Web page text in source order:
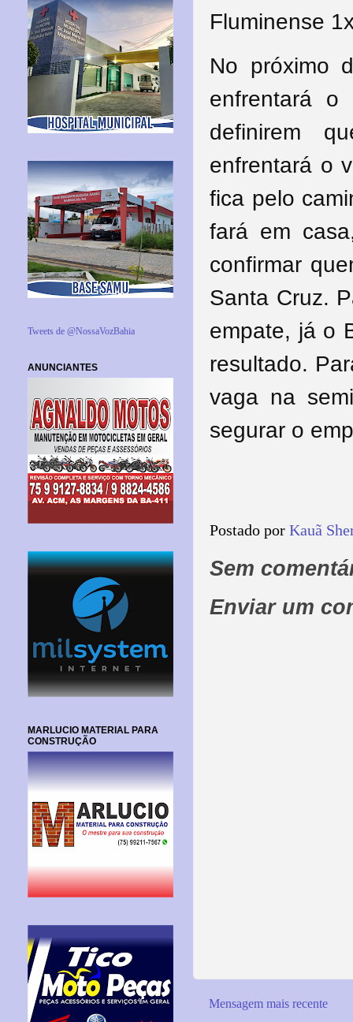
Fluminense
No próximo
enfrentará o
definirem
enfrentará o
fica pelo
fará em
confirmar
Santa Cruz.
empate, já o
resultado.
vaga na
segurar o
Postado por Kauã
Sem
Enviar um
Mensagem mais recente
Tweets de @NossaVozBahia
ANUNCIANTES
MARLUCIO MATERIAL PARA
CONSTRUÇÃO